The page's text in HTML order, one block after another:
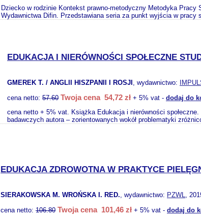
Dziecko w rodzinie Kontekst prawno-metodyczny Metodyka Pracy
Wydawnictwa Difin. Przedstawiana seria za punkt wyjścia w pracy
EDUKACJA I NIERÓWNOŚCI SPOŁECZNE
GMEREK T. / ANGLII HISZPANII I ROSJI , wydawnictwo:
cena netto: 57.60 Twoja cena 54,72 zł + 5% vat - dodaj do
cena netto + 5% vat. Książka Edukacja i nierówności
badawczych autora – zorientowanych wokół problematyki
EDUKACJA ZDROWOTNA W PRAKTYCE
SIERAKOWSKA M. WROŃSKA I. RED., wydawnictwo: PZWL,
cena netto: 106.80 Twoja cena 101,46 zł + 5% vat - dodaj do